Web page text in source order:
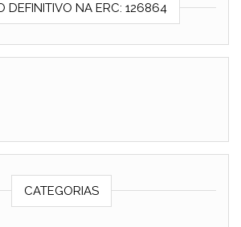
DEFINITIVO NA ERC: 126864
CATEGORIAS